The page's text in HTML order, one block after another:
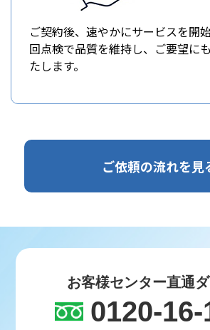
ご契約後、速やかにサービスを開
回点検で品質を維持し、ご要望に
たします。
ご依頼の流れを見
お客様センター直通
0120-16-